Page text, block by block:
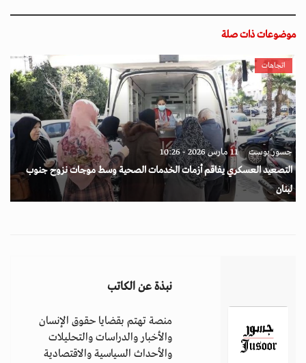
موضوعات ذات صلة
اتجاهات
جسور بوست 11 مارس 2026 - 10:26
التصعيد العسكري يفاقم أزمات الخدمات الصحية وسط موجات نزوح جنوب
لبنان
نبذة عن الكاتب
منصة تهتم بقضايا حقوق الإنسان
والأخبار والدراسات والتحليلات
والأحداث السياسية والاقتصادية